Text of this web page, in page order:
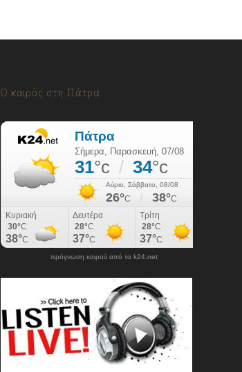
Ο καιρός στη Πάτρα
πρόγνωση καιρού από το k24.net